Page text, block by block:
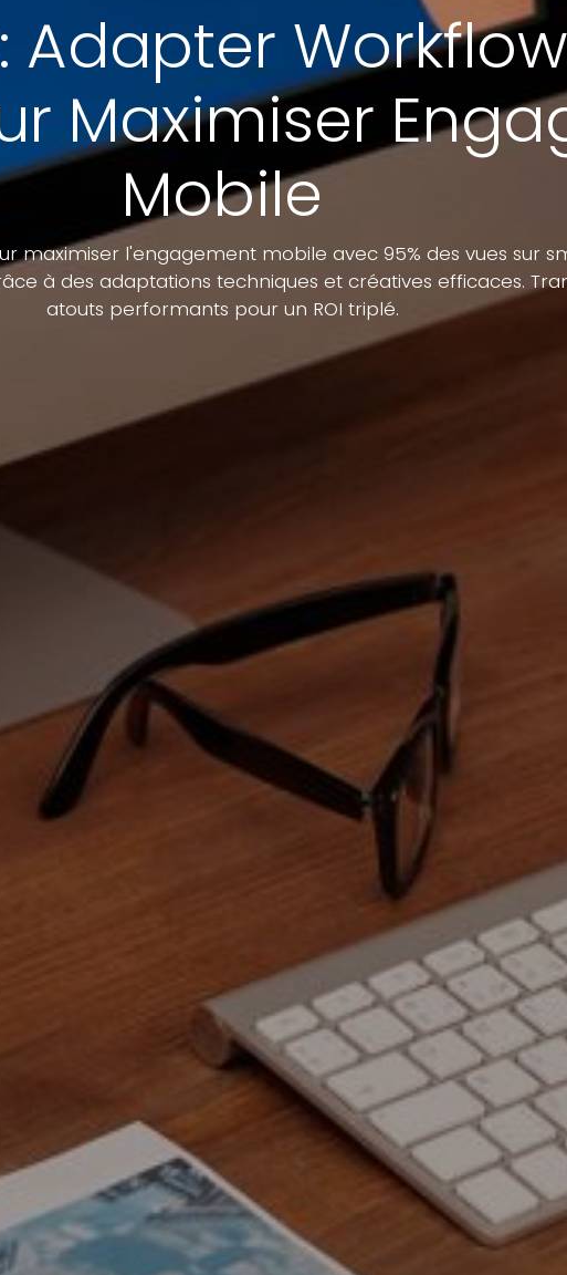
Adapter
Maximiser
Mobile
maximiser l'engagement mobile avec 95% des vues sur
à des adaptations techniques et créatives efficaces.
atouts performants pour un ROI triplé.